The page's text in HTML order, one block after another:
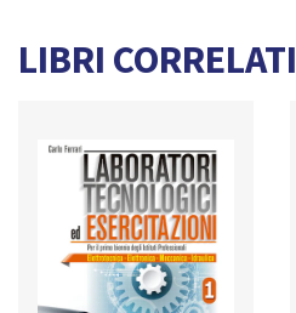
LIBRI CORRELATI